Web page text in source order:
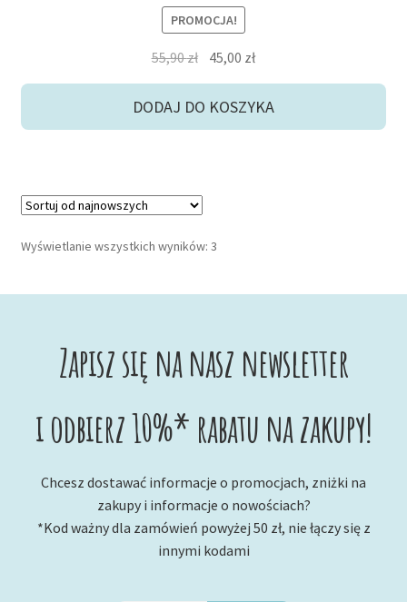
PROMOCJA!
55,90zł Pierwotna
wynosiła:
45,00 złAktualna
wynosi:
DODAJ DO KOSZYKA
Wyświetlanie wszystkich wyników: 3Posortowane
Zapisz się na nasz newsletter
i odbierz 10%* rabatu na zakupy!
Chcesz dostawać informacje o promocjach, zniżki na
zakupy i informacje o nowościach?
*Kod ważny dla zamówień powyżej 50 zł, nie łączy się z
innymi kodami